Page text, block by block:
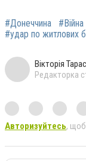
#Донеччина #Війна
#удар по житлових
Вікторія
Редакторка
Авторизуйтесь, щоб